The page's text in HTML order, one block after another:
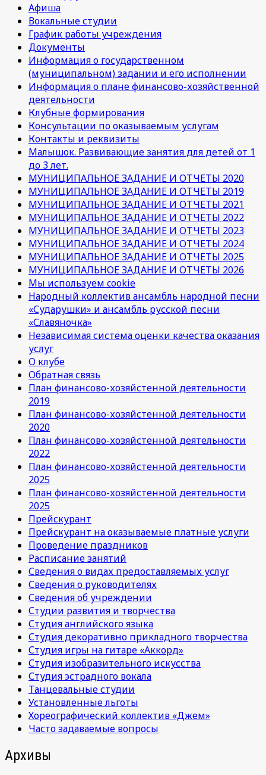
Афиша
Вокальные студии
График работы учреждения
Документы
Информация о государственном
(муниципальном) задании и его исполнении
Информация о плане финансово-хозяйственной
деятельности
Клубные формирования
Консультации по оказываемым услугам
Контакты и реквизиты
Малышок. Развивающие занятия для детей от 1
до 3 лет.
МУНИЦИПАЛЬНОЕ ЗАДАНИЕ И ОТЧЕТЫ 2020
МУНИЦИПАЛЬНОЕ ЗАДАНИЕ И ОТЧЕТЫ 2019
МУНИЦИПАЛЬНОЕ ЗАДАНИЕ И ОТЧЕТЫ 2021
МУНИЦИПАЛЬНОЕ ЗАДАНИЕ И ОТЧЕТЫ 2022
МУНИЦИПАЛЬНОЕ ЗАДАНИЕ И ОТЧЕТЫ 2023
МУНИЦИПАЛЬНОЕ ЗАДАНИЕ И ОТЧЕТЫ 2024
МУНИЦИПАЛЬНОЕ ЗАДАНИЕ И ОТЧЕТЫ 2025
МУНИЦИПАЛЬНОЕ ЗАДАНИЕ И ОТЧЕТЫ 2026
Мы используем cookie
Народный коллектив ансамбль народной песни
«Сударушки» и ансамбль русской песни
«Славяночка»
Независимая система оценки качества оказания
услуг
О клубе
Обратная связь
План финансово-хозяйстенной деятельности
2019
План финансово-хозяйстенной деятельности
2020
План финансово-хозяйстенной деятельности
2022
План финансово-хозяйстенной деятельности
2025
План финансово-хозяйстенной деятельности
2025
Прейскурант
Прейскурант на оказываемые платные услуги
Проведение праздников
Расписание занятий
Сведения о видах предоставляемых услуг
Сведения о руководителях
Сведения об учреждении
Студии развития и творчества
Студия английского языка
Студия декоративно прикладного творчества
Студия игры на гитаре «Аккорд»
Студия изобразительного искусства
Студия эстрадного вокала
Танцевальные студии
Установленные льготы
Хореографический коллектив «Джем»
Часто задаваемые вопросы
Архивы